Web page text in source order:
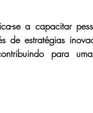
se a capacitar
de estratégias
para